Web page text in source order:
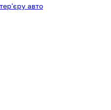
авто